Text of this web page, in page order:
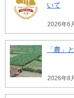
いて
2026年6
「農」
2026年8